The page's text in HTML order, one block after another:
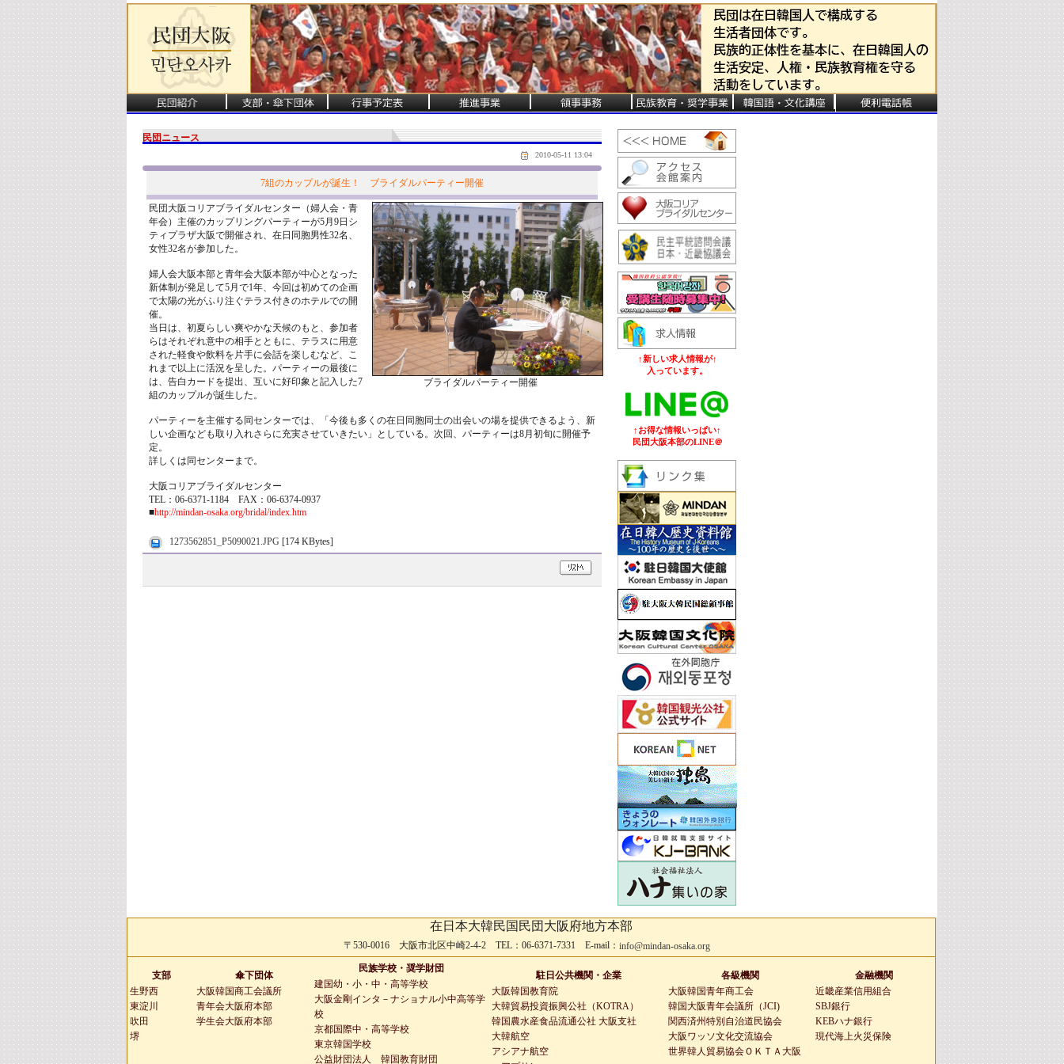
民団ニュース
2010-05-11 13:04
7組のカップルが誕生！ ブライダルパーティー開催
ブライダルパーティー開催
民団大阪コリアブライダルセンター（婦人会・青
年会）主催のカップリングパーティーが5月9日シ
ティプラザ大阪で開催され、在日同胞男性32名、
女性32名が参加した。
婦人会大阪本部と青年会大阪本部が中心となった
新体制が発足して5月で1年、今回は初めての企画
で太陽の光がふり注ぐテラス付きのホテルでの開
催。
当日は、初夏らしい爽やかな天候のもと、参加者
らはそれぞれ意中の相手とともに、テラスに用意
された軽食や飲料を片手に会話を楽しむなど、こ
れまで以上に活況を呈した。パーティーの最後に
は、告白カードを提出、互いに好印象と記入した7
組のカップルが誕生した。
パーティーを主催する同センターでは、「今後も多くの在日同胞同士の出会いの場を提供できるよう、新
しい企画なども取り入れさらに充実させていきたい」としている。次回、パーティーは8月初旬に開催予
定。
詳しくは同センターまで。
大阪コリアブライダルセンター
TEL：06-6371-1184 FAX：06-6374-0937
■http://mindan-osaka.org/bridal/index.htm
1273562851_P5090021.JPG [174 KBytes]
↑新しい求人情報が↑
入っています。
↑お得な情報いっぱい↑
民団大阪本部のLINE＠
在日本大韓民国民団大阪府地方本部
〒530-0016 大阪市北区中崎2-4-2 TEL：06-6371-7331 E-mail： info@mindan-osaka.org
支部
生野西
東淀川
吹田
堺
傘下団体
大阪韓国商工会議所
青年会大阪府本部
学生会大阪府本部
民族学校・奨学財団
建国幼・小・中・高等学校
大阪金剛インタ－ナショナル小中高等学
校
京都国際中・高等学校
東京韓国学校
公益財団法人 韓国教育財団
駐日公共機関・企業
大阪韓国教育院
大韓貿易投資振興公社（KOTRA）
韓国農水産食品流通公社 大阪支社
大韓航空
アシアナ航空
各級機関
大阪韓国青年商工会
韓国大阪青年会議所（JCI)
関西済州特別自治道民協会
大阪ワッソ文化交流協会
世界韓人貿易協会ＯＫＴＡ大阪
金融機関
近畿産業信用組合
SBJ銀行
KEBハナ銀行
現代海上火災保険